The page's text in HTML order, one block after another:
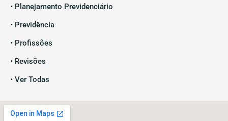
• Planejamento Previdenciário
• Previdência
• Profissões
• Revisões
• Ver Todas